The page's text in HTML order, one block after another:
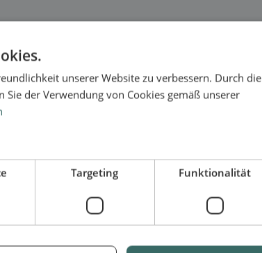
🌾
unserer Website zu verbessern. Durch die
der Verwendung von Cookies gemäß unserer
Targeting Funktionalität